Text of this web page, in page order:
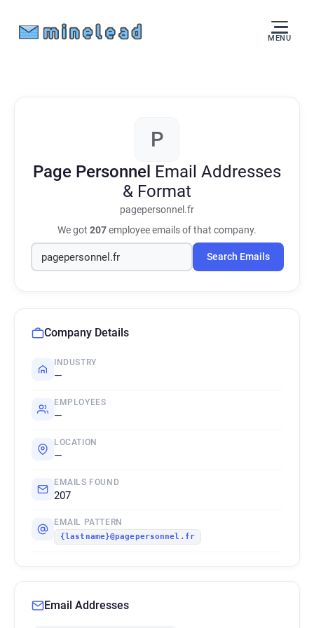
MENU
P
Page Personnel Email Addresses
& Format
pagepersonnel.fr
We got 207employee emails of that company.
Search Emails
Company Details
INDUSTRY
—
EMPLOYEES
—
LOCATION
—
EMAILS FOUND
207
EMAIL PATTERN
{lastname}@pagepersonnel.fr
Email Addresses